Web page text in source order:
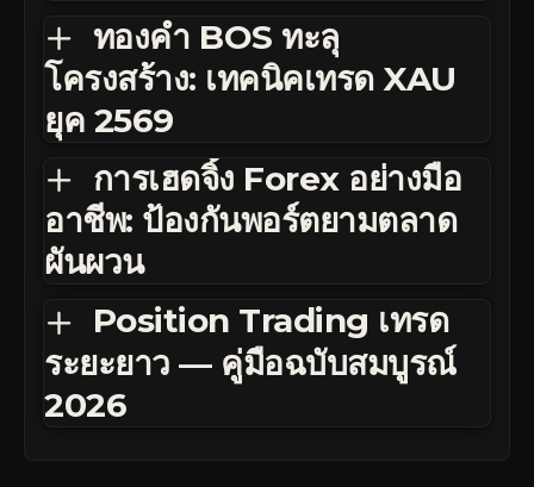
ทองคำ BOS ทะลุ
โครงสร้าง: เทคนิคเทรด XAU
ยุค 2569
การเฮดจิ้ง Forex อย่างมือ
อาชีพ: ป้องกันพอร์ตยามตลาด
ผันผวน
Position Trading เทรด
ระยะยาว — คู่มือฉบับสมบูรณ์
2026